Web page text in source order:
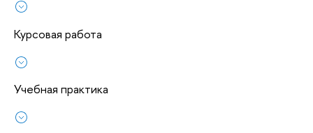
Курсовая работа
Учебная практика